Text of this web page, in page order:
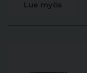
Lue myös